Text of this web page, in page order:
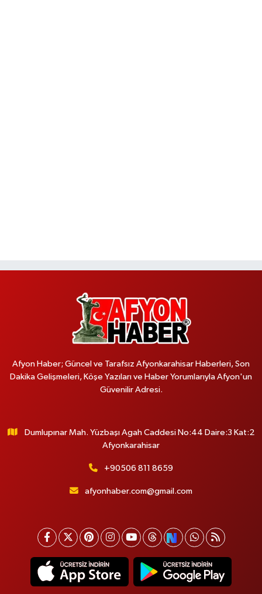
Afyon Haber; Güncel ve Tarafsız Afyonkarahisar Haberleri, Son
Dakika Gelişmeleri, Köşe Yazıları ve Haber Yorumlarıyla Afyon'un
Güvenilir Adresi.
Dumlupınar Mah. Yüzbaşı Agah Caddesi No:44 Daire:3 Kat:2
Afyonkarahisar
+90506 811 8659
afyonhaber.com@gmail.com